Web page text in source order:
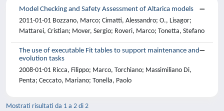
Model Checking and Safety Assessment of Altarica models
2011-01-01 Bozzano, Marco; Cimatti, Alessandro; O., Lisagor;
Mattarei, Cristian; Mover, Sergio; Roveri, Marco; Tonetta, Stefano
The use of executable Fit tables to support maintenance and
evolution tasks
2008-01-01 Ricca, Filippo; Marco, Torchiano; Massimiliano Di,
Penta; Ceccato, Mariano; Tonella, Paolo
Mostrati risultati da 1 a 2 di 2